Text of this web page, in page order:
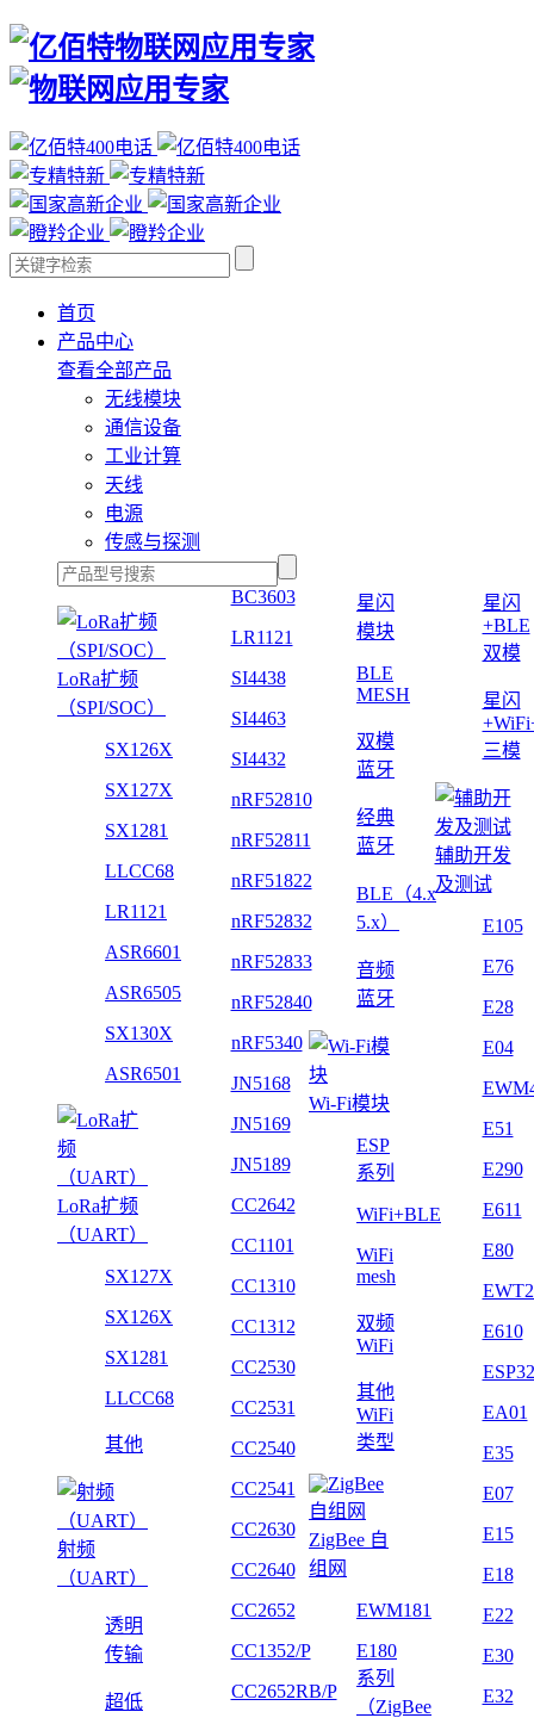
首页
产品中心
查看全部产品
无线模块
通信设备
工业计算
天线
电源
传感与探测
LoRa扩频
（SPI/SOC）
SX126X
SX127X
SX1281
LLCC68
LR1121
ASR6601
ASR6505
SX130X
ASR6501
LoRa扩频
（UART）
SX127X
SX126X
SX1281
LLCC68
其他
射频
（UART）
透明
传输
超低
BC3603
LR1121
SI4438
SI4463
SI4432
nRF52810
nRF52811
nRF51822
nRF52832
nRF52833
nRF52840
nRF5340
JN5168
JN5169
JN5189
CC2642
CC1101
CC1310
CC1312
CC2530
CC2531
CC2540
CC2541
CC2630
CC2640
CC2652
CC1352/P
CC2652RB/P
星闪
模块
BLE
MESH
双模
蓝牙
经典
蓝牙
BLE（4.x
5.x）
音频
蓝牙
Wi-Fi模块
ESP
系列
WiFi+BLE
WiFi
mesh
双频
WiFi
其他
WiFi
类型
ZigBee 自
组网
EWM181
E180
系列
（ZigBee
星闪
+BLE
双模
星闪
三模
辅助开发
及测试
E105
E76
E28
E04
E51
E290
E611
E80
E610
ESP32
EA01
E35
E07
E15
E18
E22
E30
E32